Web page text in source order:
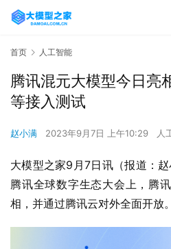
首页 人工智能
腾讯混元大模型今日亮
等接入测试
赵小满 2023年9月7日 上午10:29 人
大模型之家9月7日讯（报道：
腾讯全球数字生态大会上，腾
相，并通过腾讯云对外全面开放。